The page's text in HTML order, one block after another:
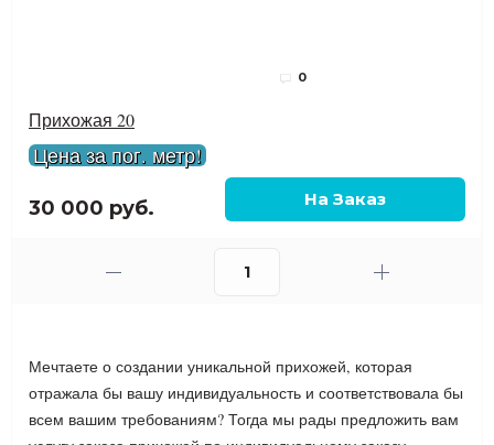
0
Прихожая 20
Цена за пог. метр!
30 000 руб.
Мечтаете о создании уникальной прихожей, которая
отражала бы вашу индивидуальность и соответствовала бы
всем вашим требованиям? Тогда мы рады предложить вам